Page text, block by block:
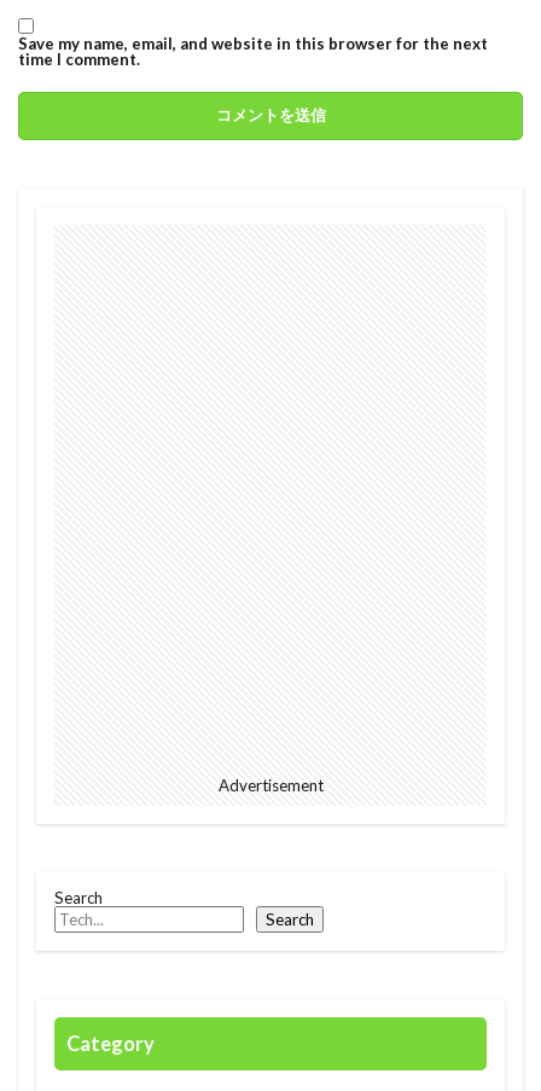
Save my name, email, and website in this browser for the next
time I comment.
Advertisement
Search
Search
Category